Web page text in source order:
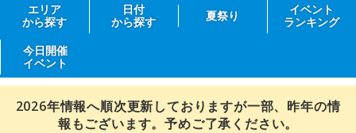
エリア
から探す
日付
から探す
夏祭り
イベント
ランキング
今日開催
イベント
2026年情報へ順次更新しておりますが一部、昨年の情
報もございます。予めご了承ください。